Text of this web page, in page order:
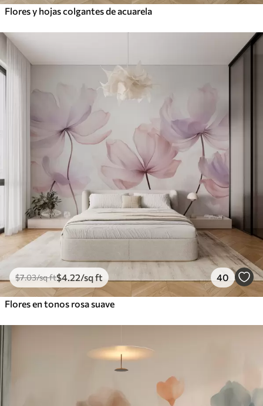
Flores y hojas colgantes de acuarela
$7.03/sq ft$4 .22/sq ft 40
Flores en tonos rosa suave